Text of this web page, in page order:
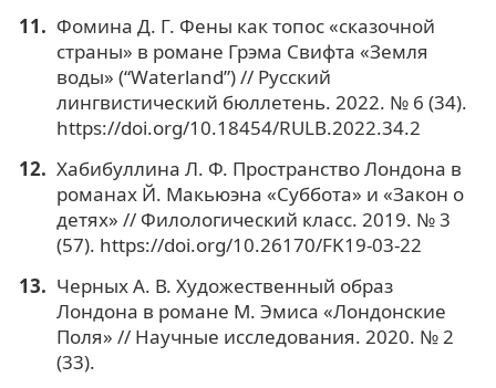
Фомина Д. Г. Фены как топос «сказочной
страны» в романе Грэма Свифта «Земля
воды» (“Waterland”) // Русский
лингвистический бюллетень. 2022. № 6 (34).
https://doi.org/10.18454/RULB.2022.34.2
Хабибуллина Л. Ф. Пространство Лондона в
романах Й. Макьюэна «Суббота» и «Закон о
детях» // Филологический класс. 2019. № 3
(57). https://doi.org/10.26170/FK19-03-22
Черных А. В. Художественный образ
Лондона в романе М. Эмиса «Лондонские
Поля» // Научные исследования. 2020. № 2
(33).